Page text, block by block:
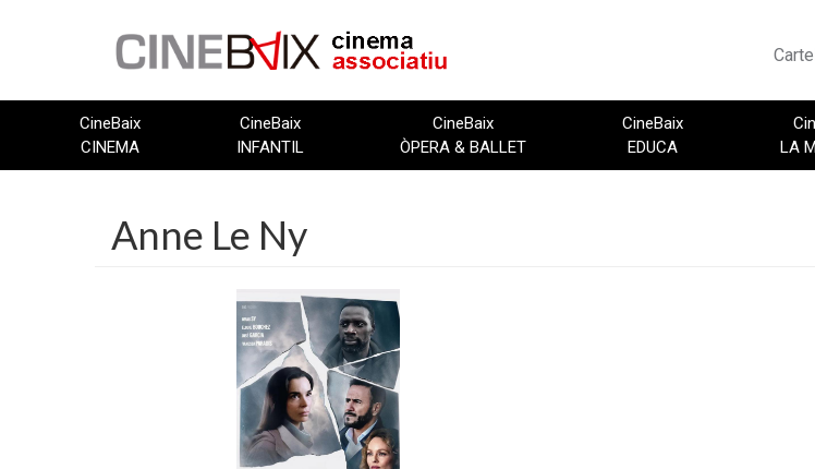
CineBaix
CINEMA
CineBaix
INFANTIL
CineBaix
ÒPERA & BALLET
CineBaix
EDUCA
LA
Anne Le Ny